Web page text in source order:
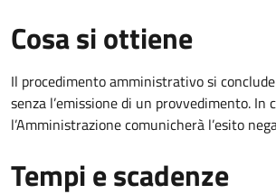
Cosa si ottiene
Il procedimento amministrativo si
senza l’emissione di un provvedimento. In
l’Amministrazione comunicherà l’esito
Tempi e scadenze